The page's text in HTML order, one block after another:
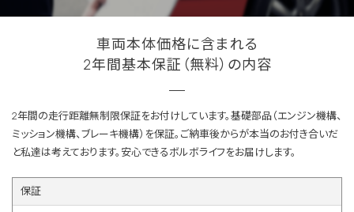
車両本体価格に含まれる
2年間基本保証（無料）の内容
2年間の走行距離無制限保証をお付けしています。基礎部品（エンジン機構、
ミッション機構、ブレーキ機構）を保証。ご納車後からが本当のお付き合いだ
と私達は考えております。安心できるボルボライフをお届けします。
保証